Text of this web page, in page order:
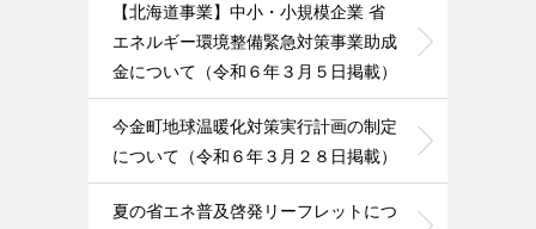
【北海道事業】中小・小規模企業 省
エネルギー環境整備緊急対策事業助成
金について（令和６年３月５日掲載）
今金町地球温暖化対策実行計画の制定
について（令和６年３月２８日掲載）
夏の省エネ普及啓発リーフレットにつ